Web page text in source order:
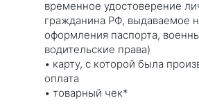
временное удостоверение
гражданина РФ, выдаваемое
оформления паспорта,
водительские права)
• карту, с которой была
оплата
• товарный чек*